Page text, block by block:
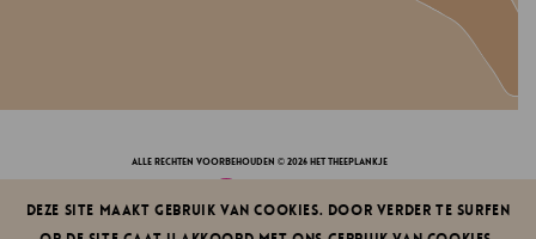
alle rechten voorbehouden © 2026 Het Theeplankje
Deze site maakt gebruik van cookies. Door verder te surfen